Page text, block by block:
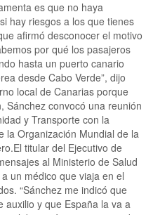
es que no haya
hay riesgos a los que tienes
afirmó desconocer el motivo
por qué los pasajeros
hasta un puerto canario
desde Cabo Verde”, dijo
local de Canarias porque
Sánchez convocó una reunión
y Transporte con la
la Organización Mundial de la
titular del Ejecutivo de
al Ministerio de Salud
un médico que viaja en el
“Sánchez me indicó que
auxilio y que España la va a